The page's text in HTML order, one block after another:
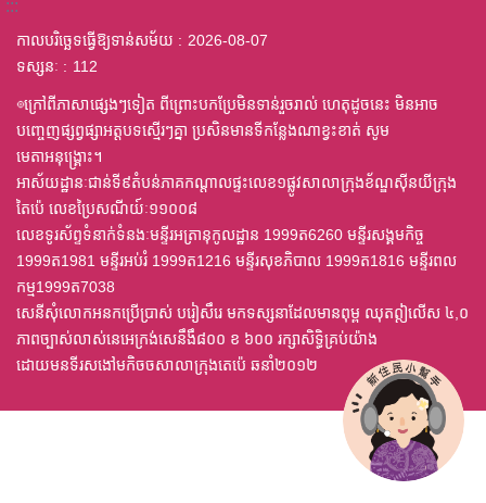
:::
កាលបរិច្ឆេទធ្វើឱ្យទាន់សម័យ
2026-08-07
ទស្សនៈ
112
◎ក្រៅពីភាសាផ្សេងៗទៀត ពីព្រោះបកប្រែមិនទាន់រួចរាល់ ហេតុដូចនេះ មិនអាច
បញ្ចេញផ្សព្វផ្សាអត្តបទស្មើរៗគ្នា ប្រសិនមានទីកន្លែងណាខ្វះខាត់ សូម
មេតាអនុង្គ្រោះ។
អាស័យដ្ឋានៈជាន់ទី៩តំបន់ភាគកណ្តាលផ្ទះលេខ១ផ្លូវសាលាក្រុងខ័ណ្ឌស៊ីនយីក្រុង
តៃប៉េ លេខប្រៃសណីយ៍ៈ១១០០៨
លេខទូរស័ព្ទទំនាក់ទំនងៈមន្ទីរអត្រានុកូលដ្ឋាន 1999ត6260 មន្ទីរសង្គមកិច្ច
1999ត1981 មន្ទីរអប់រំ 1999ត1216 មន្ទីរសុខភិបាល 1999ត1816 មន្ទីរពល
កម្ម1999ត7038
សេនីសុំលោកអនកប្រើប្រាស់ បរៀសឹរេ មកទស្សនាដែលមានពុម្ព ឈុតឦលើស ៤,០
ភាពច្បាស់លាស់នេអេក្រង់សេនឹងឹ៨០០ ខ ៦០០ រក្សាសិទ្ធិគ្រប់យ៉ាង
ដោយមនទីរសងៅមកិចចសាលាក្រុងតេប៉េ ឆនាំ២០១២